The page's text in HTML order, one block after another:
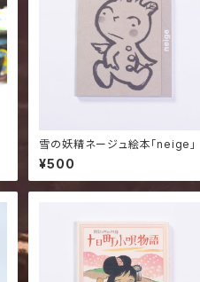
雪の妖精ネージュ絵本「neige」
¥500